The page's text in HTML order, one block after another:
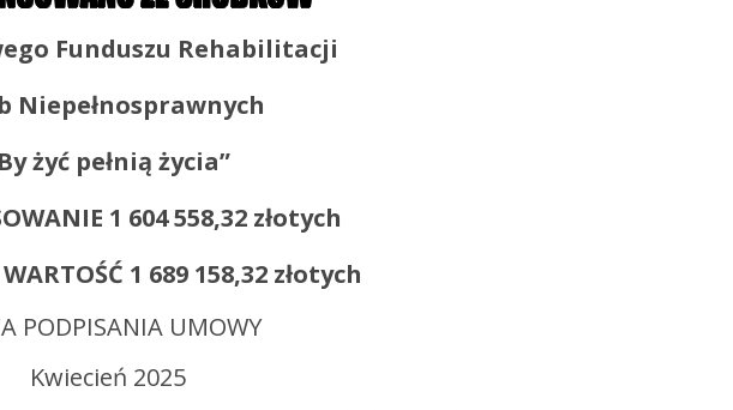
Funduszu Rehabilitacji
Niepełnosprawnych
żyć pełnią życia”
1 604 558,32 złotych
1 689 158,32 złotych
PODPISANIA UMOWY
Kwiecień 2025